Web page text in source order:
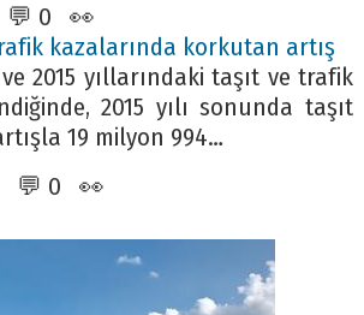
💬 0 👀
kazalarında korkutan artış
ve 2015 yıllarındaki taşıt ve trafik
2015 yılı sonunda taşıt
19 milyon 994…
💬 0 👀